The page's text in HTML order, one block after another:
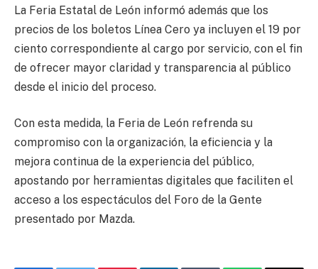
La Feria Estatal de León informó además que los
precios de los boletos Línea Cero ya incluyen el 19 por
ciento correspondiente al cargo por servicio, con el fin
de ofrecer mayor claridad y transparencia al público
desde el inicio del proceso.
Con esta medida, la Feria de León refrenda su
compromiso con la organización, la eficiencia y la
mejora continua de la experiencia del público,
apostando por herramientas digitales que faciliten el
acceso a los espectáculos del Foro de la Gente
presentado por Mazda.